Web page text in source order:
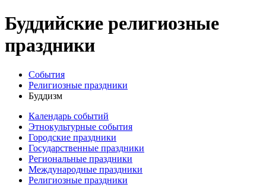
Буддийские религиозные
праздники
События
Религиозные праздники
Буддизм
Календарь событий
Этнокультурные события
Городские праздники
Государственные праздники
Региональные праздники
Международные праздники
Религиозные праздники